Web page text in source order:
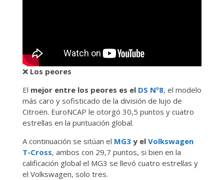
❌ Los peores
El mejor entre los peores es el DS Nº8, el modelo
más caro y sofisticado de la división de lujo de
Citroën. EuroNCAP le otorgó 30,5 puntos y cuatro
estrellas en la puntuación global.
A continuación se sitúan el MG3y el Volkswagen
T-Cross, ambos con 29,7 puntos, si bien en la
calificación global el MG3 se llevó cuatro estrellas y
el Volkswagen, solo tres.